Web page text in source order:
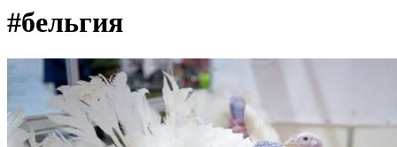
#бельгия